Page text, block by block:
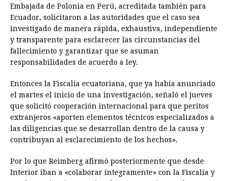
Embajada de Polonia en Perú, acreditada también para
Ecuador, solicitaron a las autoridades que el caso sea
investigado de manera rápida, exhaustiva, independiente
y transparente para esclarecer las circunstancias del
fallecimiento y garantizar que se asuman
responsabilidades de acuerdo a ley.
Entonces la Fiscalía ecuatoriana, que ya había anunciado
el martes el inicio de una investigación, señaló el jueves
que solicitó cooperación internacional para que peritos
extranjeros «aporten elementos técnicos especializados a
las diligencias que se desarrollan dentro de la causa y
contribuyan al esclarecimiento de los hechos».
Por lo que Reimberg afirmó posteriormente que desde
Interior iban a «colaborar íntegramente» con la Fiscalía y